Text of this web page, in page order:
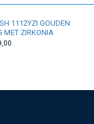
1112YZI GOUDEN
MET ZIRKONIA